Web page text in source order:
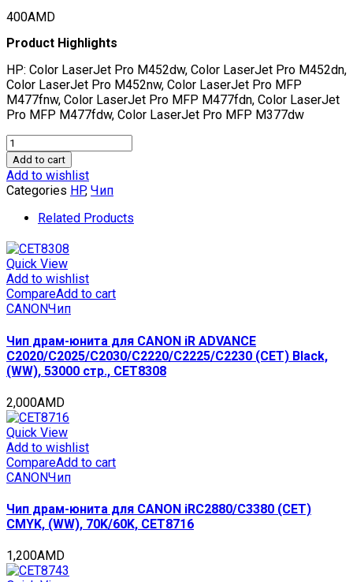
400AMD
Product Highlights
HP: Color LaserJet Pro M452dw, Color LaserJet Pro M452dn,
Color LaserJet Pro M452nw, Color LaserJet Pro MFP
M477fnw, Color LaserJet Pro MFP M477fdn, Color LaserJet
Pro MFP M477fdw, Color LaserJet Pro MFP M377dw
Чип
картриджа
CF413A
для
Color
Pro
M452nw/MFP
M477/MFP
M377dw
(CET)
(WW),
2300
стр.,
CET401092
quantity
Add to cart
Add to wishlist
Categories HP, Чип
Related Products
Quick View
Add to wishlist
CompareAdd to cart
CANONЧип
Чип драм-юнита для CANON iR ADVANCE
C2020/C2025/C2030/C2220/C2225/C2230 (CET) Black,
(WW), 53000 стр., CET8308
2,000AMD
Quick View
Add to wishlist
CompareAdd to cart
CANONЧип
Чип драм-юнита для CANON iRC2880/C3380 (CET)
CMYK, (WW), 70K/60K, CET8716
1,200AMD